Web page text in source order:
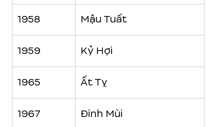
1958 Mậu Tuất
1959 Kỷ Hợi
1965 Ất Tỵ
1967 Đinh Mùi